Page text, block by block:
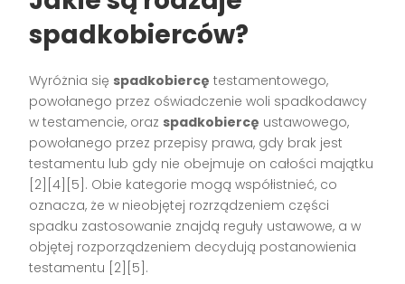
spadkobierców?
Wyróżnia się spadkobiercę testamentowego,
powołanego przez oświadczenie woli spadkodawcy
w testamencie, oraz spadkobiercę ustawowego,
powołanego przez przepisy prawa, gdy brak jest
testamentu lub gdy nie obejmuje on całości majątku
[2][4][5]. Obie kategorie mogą współistnieć, co
oznacza, że w nieobjętej rozrządzeniem części
spadku zastosowanie znajdą reguły ustawowe, a w
objętej rozporządzeniem decydują postanowienia
testamentu [2][5].